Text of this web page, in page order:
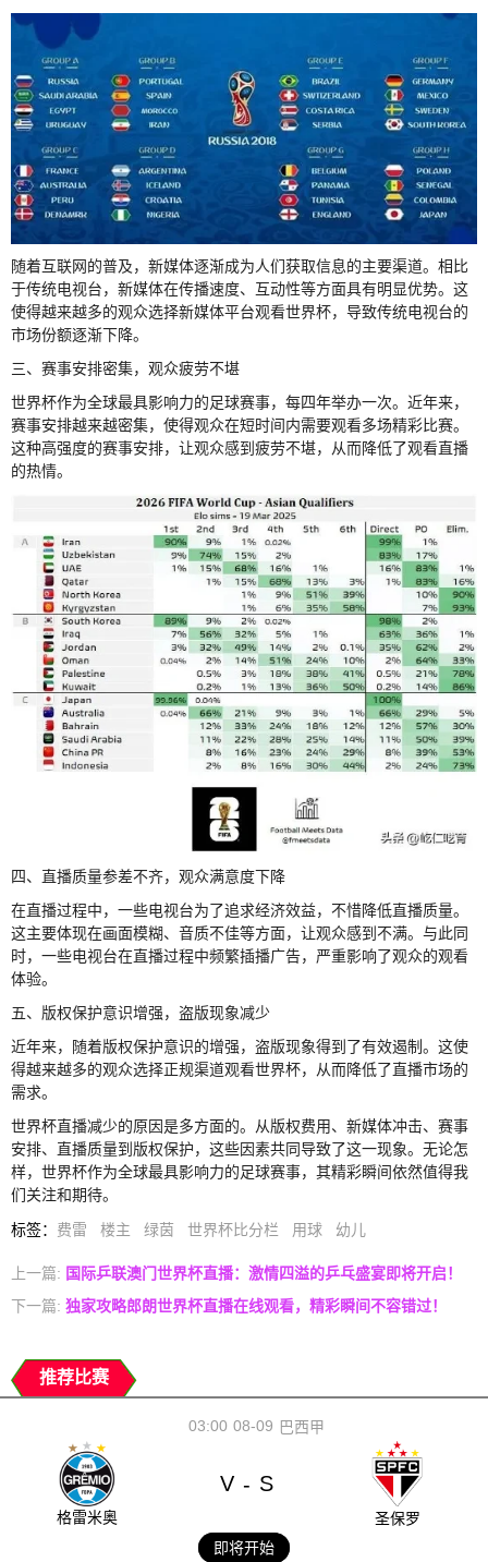
随着互联网的普及，新媒体逐渐成为人们获取信息的主要渠道。相比
于传统电视台，新媒体在传播速度、互动性等方面具有明显优势。这
使得越来越多的观众选择新媒体平台观看世界杯，导致传统电视台的
市场份额逐渐下降。
三、赛事安排密集，观众疲劳不堪
世界杯作为全球最具影响力的足球赛事，每四年举办一次。近年来，
赛事安排越来越密集，使得观众在短时间内需要观看多场精彩比赛。
这种高强度的赛事安排，让观众感到疲劳不堪，从而降低了观看直播
的热情。
四、直播质量参差不齐，观众满意度下降
在直播过程中，一些电视台为了追求经济效益，不惜降低直播质量。
这主要体现在画面模糊、音质不佳等方面，让观众感到不满。与此同
时，一些电视台在直播过程中频繁插播广告，严重影响了观众的观看
体验。
五、版权保护意识增强，盗版现象减少
近年来，随着版权保护意识的增强，盗版现象得到了有效遏制。这使
得越来越多的观众选择正规渠道观看世界杯，从而降低了直播市场的
需求。
世界杯直播减少的原因是多方面的。从版权费用、新媒体冲击、赛事
安排、直播质量到版权保护，这些因素共同导致了这一现象。无论怎
样，世界杯作为全球最具影响力的足球赛事，其精彩瞬间依然值得我
们关注和期待。
标签： 费雷 楼主 绿茵 世界杯比分栏 用球 幼儿
上一篇: 国际乒联澳门世界杯直播：激情四溢的乒乓盛宴即将开启！
下一篇: 独家攻略郎朗世界杯直播在线观看，精彩瞬间不容错过！
推荐比赛
08-09
03:00 巴西甲
格雷米奥
V - S
圣保罗
即将开始